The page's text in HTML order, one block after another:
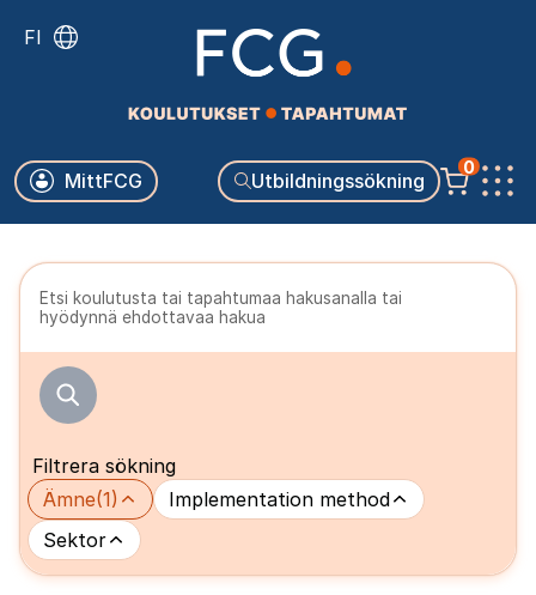
FI
Utbildningssökning
Käyttäjävalikko
MittFCG
0
Päävalikko
Etsi koulutusta tai tapahtumaa hakusanalla tai
hyödynnä ehdottavaa hakua
Filtrera sökning
Ämne(1)
Implementation method
Sektor